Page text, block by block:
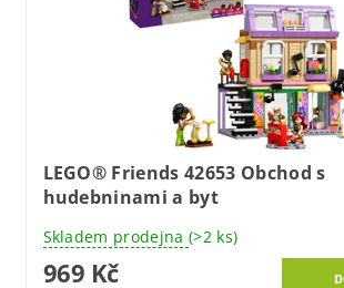
LEGO® Friends 42653 Obchod s
hudebninami a byt
Skladem prodejna (>2 ks)
969 Kč